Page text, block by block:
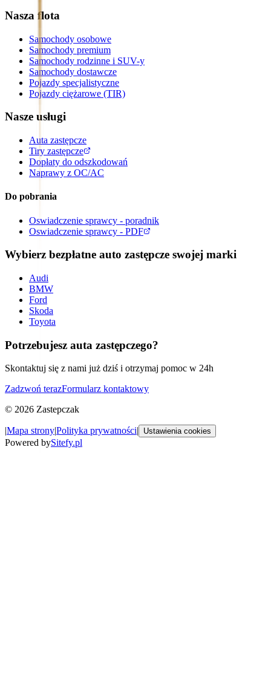
Nasza flota
Samochody osobowe
Samochody premium
Samochody rodzinne i SUV-y
Samochody dostawcze
Pojazdy specjalistyczne
Pojazdy ciężarowe (TIR)
Nasze usługi
Auta zastępcze
Tiry zastępcze
Dopłaty do odszkodowań
Naprawy z OC/AC
Do pobrania
Oswiadczenie sprawcy - poradnik
Oswiadczenie sprawcy - PDF
Wybierz bezpłatne auto zastępcze swojej marki
Audi
BMW
Ford
Skoda
Toyota
Potrzebujesz auta zastępczego?
Skontaktuj się z nami już dziś i otrzymaj pomoc w 24h
Zadzwoń terazFormularz kontaktowy
© 2026 Zastepczak
Mapa stronyPolityka prywatności Ustawienia cookies
Powered bySitefy.pl